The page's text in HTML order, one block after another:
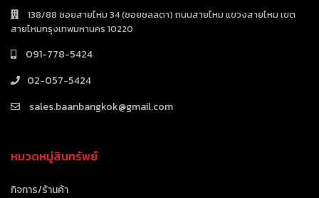
138/88 ซอยสายไหม 34 (ซอยชลลดา) ถนนสายไหม แขวงสายไหม เขต
สายไหมกรุงเทพมหานคร 10220
091-778-5424
02-057-5424
sales.baanbangkok@gmail.com
หมวดหมู่สินทรัพย์
กิจการ/ร้านค้า